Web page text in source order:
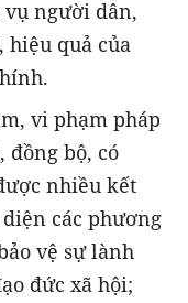
vụ người dân,
hiệu quả của
vi phạm pháp
bộ, có
nhiều kết
các phương
vệ sự lành
đức xã hội;